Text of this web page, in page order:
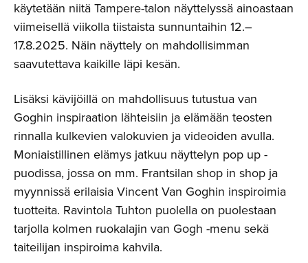
käytetään niitä Tampere-talon näyttelyssä ainoastaan
viimeisellä viikolla tiistaista sunnuntaihin 12.–
17.8.2025. Näin näyttely on mahdollisimman
saavutettava kaikille läpi kesän.
Lisäksi kävijöillä on mahdollisuus tutustua van
Goghin inspiraation lähteisiin ja elämään teosten
rinnalla kulkevien valokuvien ja videoiden avulla.
Moniaistillinen elämys jatkuu näyttelyn pop up -
puodissa, jossa on mm. Frantsilan shop in shop ja
myynnissä erilaisia Vincent Van Goghin inspiroimia
tuotteita. Ravintola Tuhton puolella on puolestaan
tarjolla kolmen ruokalajin van Gogh -menu sekä
taiteilijan inspiroima kahvila.